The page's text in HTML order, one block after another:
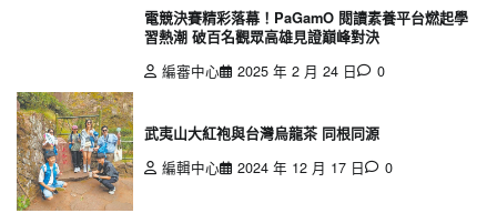
電競決賽精彩落幕！PaGamO 閱讀素養平台燃起學
習熱潮 破百名觀眾高雄見證巔峰對決
編審中心
2025 年 2 月 24 日 0
武夷山大紅袍與台灣烏龍茶 同根同源
編輯中心
2024 年 12 月 17 日 0